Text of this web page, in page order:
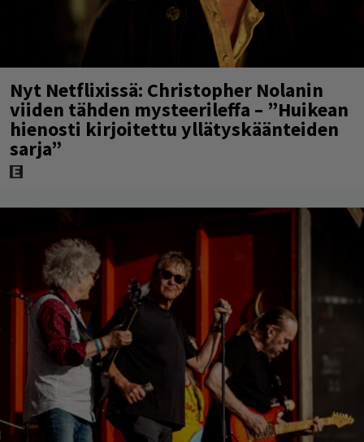
Nyt Netflixissä: Christopher Nolanin
viiden tähden mysteerileffa – ”Huikean
hienosti kirjoitettu yllätyskäänteiden
sarja”